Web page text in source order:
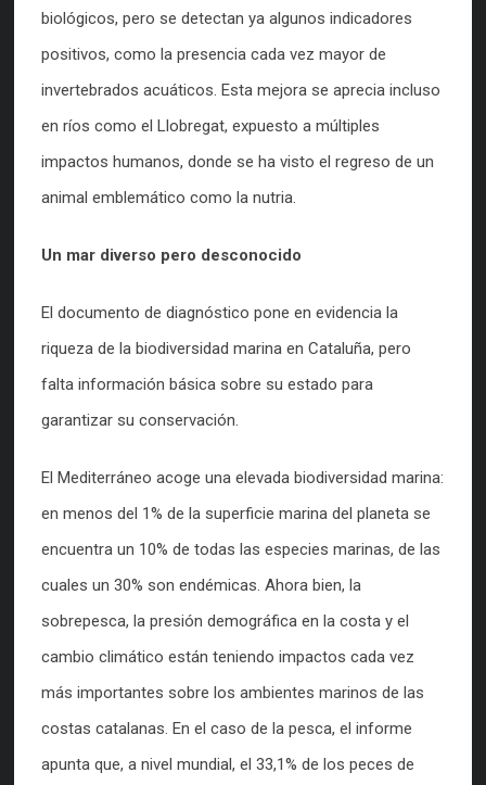
biológicos, pero se detectan ya algunos indicadores
positivos, como la presencia cada vez mayor de
invertebrados acuáticos. Esta mejora se aprecia incluso
en ríos como el Llobregat, expuesto a múltiples
impactos humanos, donde se ha visto el regreso de un
animal emblemático como la nutria.
Un mar diverso pero desconocido
El documento de diagnóstico pone en evidencia la
riqueza de la biodiversidad marina en Cataluña, pero
falta información básica sobre su estado para
garantizar su conservación.
El Mediterráneo acoge una elevada biodiversidad marina:
en menos del 1% de la superficie marina del planeta se
encuentra un 10% de todas las especies marinas, de las
cuales un 30% son endémicas. Ahora bien, la
sobrepesca, la presión demográfica en la costa y el
cambio climático están teniendo impactos cada vez
más importantes sobre los ambientes marinos de las
costas catalanas. En el caso de la pesca, el informe
apunta que, a nivel mundial, el 33,1% de los peces de